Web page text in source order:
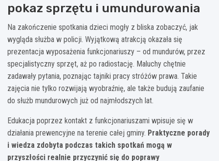
pokaz sprzętu i umundurowania
Na zakończenie spotkania dzieci mogły z bliska zobaczyć, jak
wygląda służba w policji. Wyjątkową atrakcją okazała się
prezentacja wyposażenia funkcjonariuszy – od mundurów, przez
specjalistyczny sprzęt, aż po radiostację. Maluchy chętnie
zadawały pytania, poznając tajniki pracy stróżów prawa. Takie
zajęcia nie tylko rozwijają wyobraźnię, ale także budują zaufanie
do służb mundurowych już od najmłodszych lat.
Edukacja poprzez kontakt z funkcjonariuszami wpisuje się w
działania prewencyjne na terenie całej gminy. Praktyczne porady
i wiedza zdobyta podczas takich spotkań mogą w
przyszłości realnie przyczynić się do poprawy